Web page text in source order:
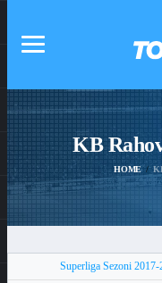
KB
HOME
Superliga Sezoni 2017-